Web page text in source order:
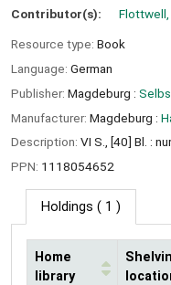
Contributor(s): Flottwell,
Resource type: Book
Language: German
Publisher: Magdeburg :
Manufacturer: Magdeburg :
Description: VI S., [40] Bl. :
PPN: 1118054652
Holdings ( 1 )
Home
library